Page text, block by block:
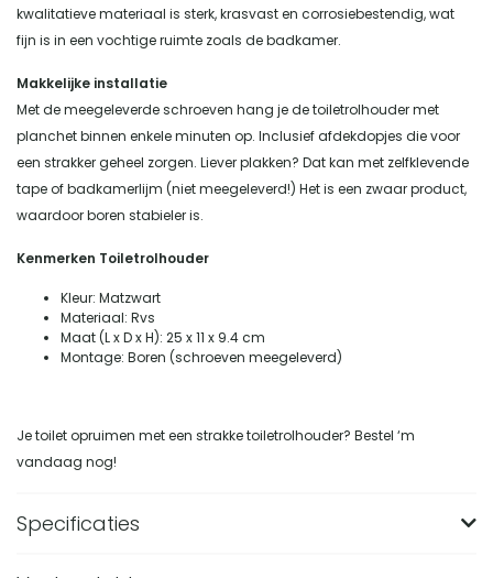
kwalitatieve materiaal is sterk, krasvast en corrosiebestendig, wat
fijn is in een vochtige ruimte zoals de badkamer.
Makkelijke installatie
Met de meegeleverde schroeven hang je de toiletrolhouder met
planchet binnen enkele minuten op. Inclusief afdekdopjes die voor
een strakker geheel zorgen. Liever plakken? Dat kan met zelfklevende
tape of badkamerlijm (niet meegeleverd!) Het is een zwaar product,
waardoor boren stabieler is.
Kenmerken Toiletrolhouder
Kleur: Matzwart
Materiaal: Rvs
Maat (L x D x H): 25 x 11 x 9.4 cm
Montage: Boren (schroeven meegeleverd)
Je toilet opruimen met een strakke toiletrolhouder? Bestel ‘m
vandaag nog!
Specificaties